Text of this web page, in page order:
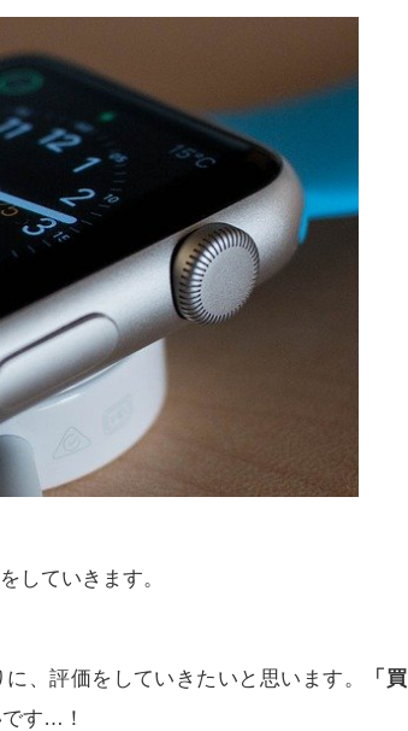
していきます。
、評価をしていきたいと思います。
「買
す…！